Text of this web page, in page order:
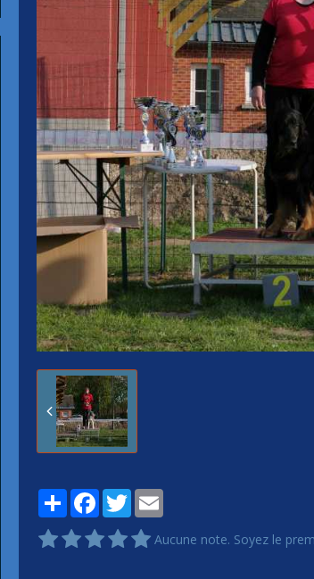
PartagerFacebook
TwitterEmail
Aucune note. Soyez le